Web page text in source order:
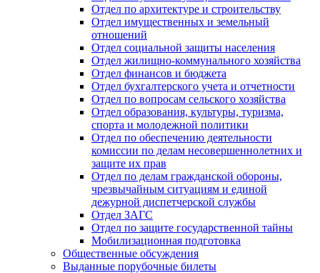
Отдел по архитектуре и строительству
Отдел имущественных и земельный
отношений
Отдел социальной защиты населения
Отдел жилищно-коммунального хозяйства
Отдел финансов и бюджета
Отдел бухгалтерского учета и отчетности
Отдел по вопросам сельского хозяйства
Отдел образования, культуры, туризма,
спорта и молодежной политики
Отдел по обеспечению деятельности
комиссии по делам несовершеннолетних и
защите их прав
Отдел по делам гражданской обороны,
чрезвычайным ситуациям и единой
дежурной диспетчерской службы
Отдел ЗАГС
Отдел по защите государственной тайны
Мобилизационная подготовка
Общественные обсуждения
Выданные порубочные билеты